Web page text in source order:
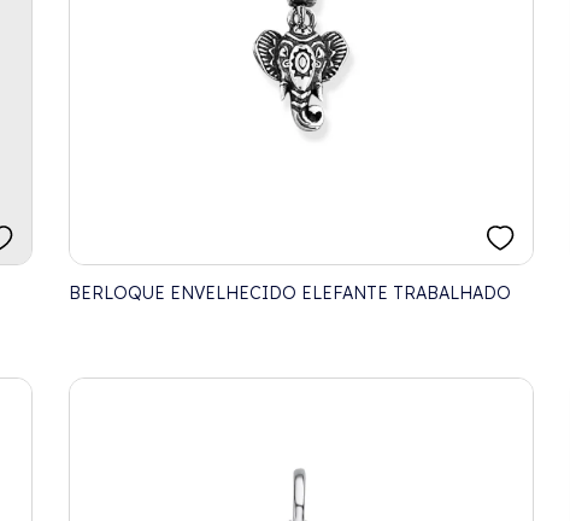
BERLOQUE ENVELHECIDO ELEFANTE TRABALHADO